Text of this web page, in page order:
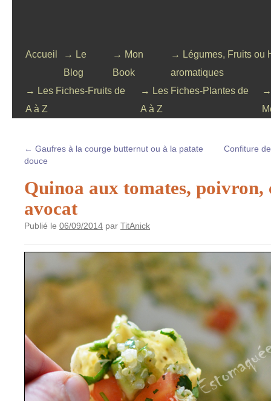
Accueil
→ Le
Blog
→ Mon
Book
→ Légumes, Fruits ou
aromatiques
→ Les Fiches-Fruits de
A à Z
→ Les Fiches-Plantes de
A à Z
→
← Gaufres à la courge butternut ou à la patate
douce
Confiture
Quinoa aux tomates, poivron,
avocat
Publié le 06/09/2014 par TitAnick